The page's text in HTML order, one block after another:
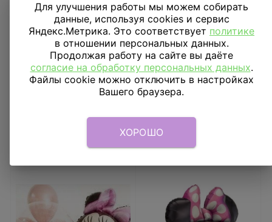
Шар 3D АЛМАЗ 17"
Минни G40
1 314₽
В КОРЗИНУ
Букет из шаров
«Минни Маус»
5 470₽
В КОРЗИНУ
Для улучшения работы мы можем собирать
данные, используя cookies и сервис
Яндекс.Метрика. Это соответствует политике
в отношении персональных данных.
Продолжая работу на сайте вы даёте
согласие на обработку персональных данных.
Файлы cookie можно отключить в настройках
Вашего браузера.
ХОРОШО